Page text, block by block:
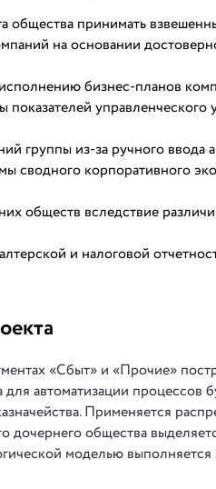
общества принимать
на основании
бизнес-планов
управленческого
группы из-за ручного ввода
сводного корпоративного
обществ вследствие
и налоговой
«Сбыт» и «Прочие»
автоматизации процессов
Применяется
дочернего общества
моделью выполняется